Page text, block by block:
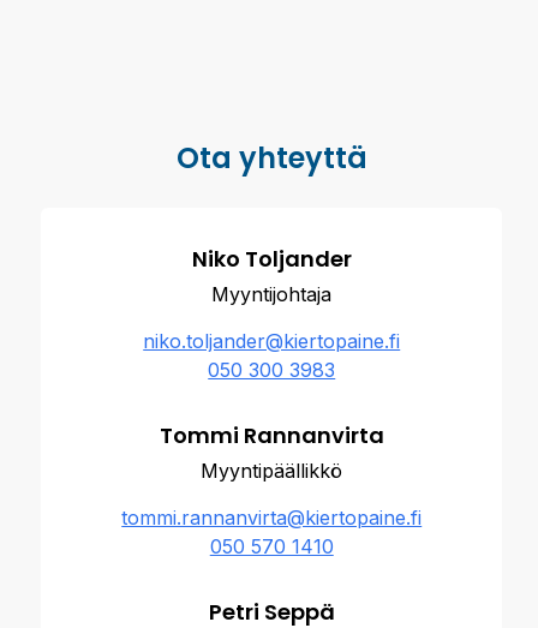
Ota yhteyttä
Niko Toljander
Myyntijohtaja
niko.toljander@kiertopaine.fi
050 300 3983
Tommi Rannanvirta
Myyntipäällikkö
tommi.rannanvirta@kiertopaine.fi
050 570 1410
Petri Seppä